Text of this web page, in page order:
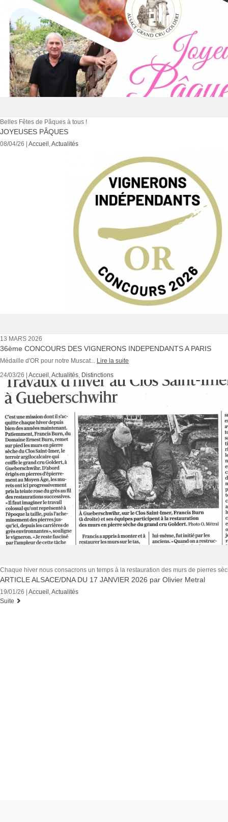
Belles Fêtes de Pâques à tous !
JOYEUSES PÂQUES
08/04/26 | Accueil ,Actualités
13 MARS 2026
36ème CONCOURS DES VIGNERONS INDEPENDANTS A PARIS
Médaille d'OR pour notre Muscat... Lire la suite
24/03/26 | Accueil ,Actualités, Distinctions
Chaque hiver nous consacrons un temps à la restauration des murs de pierres
ARTICLE ALSACE/DNA DU 17 JANVIER 2026 par Olivier Metral
19/01/26 | Accueil ,Actualités
Suite